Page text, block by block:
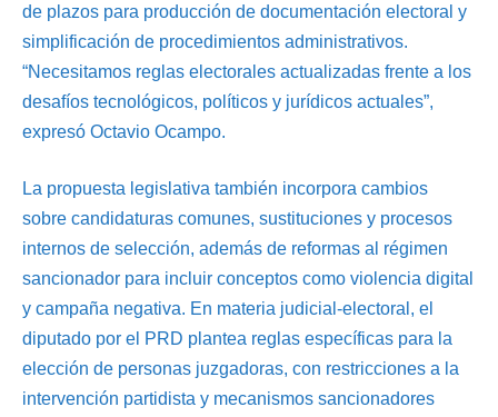
de plazos para producción de documentación electoral y
simplificación de procedimientos administrativos.
“Necesitamos reglas electorales actualizadas frente a los
desafíos tecnológicos, políticos y jurídicos actuales”,
expresó Octavio Ocampo.
La propuesta legislativa también incorpora cambios
sobre candidaturas comunes, sustituciones y procesos
internos de selección, además de reformas al régimen
sancionador para incluir conceptos como violencia digital
y campaña negativa. En materia judicial-electoral, el
diputado por el PRD plantea reglas específicas para la
elección de personas juzgadoras, con restricciones a la
intervención partidista y mecanismos sancionadores